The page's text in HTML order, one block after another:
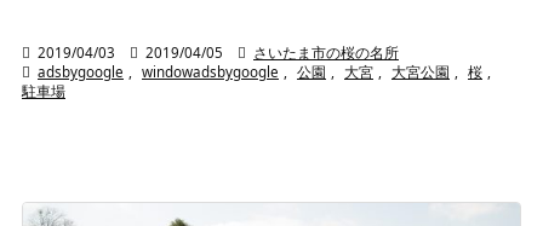
 2019/04/03  2019/04/05  さいたま市の桜の名所
 adsbygoogle windowadsbygoogle 公園 大宮 大宮公園 桜
駐車場